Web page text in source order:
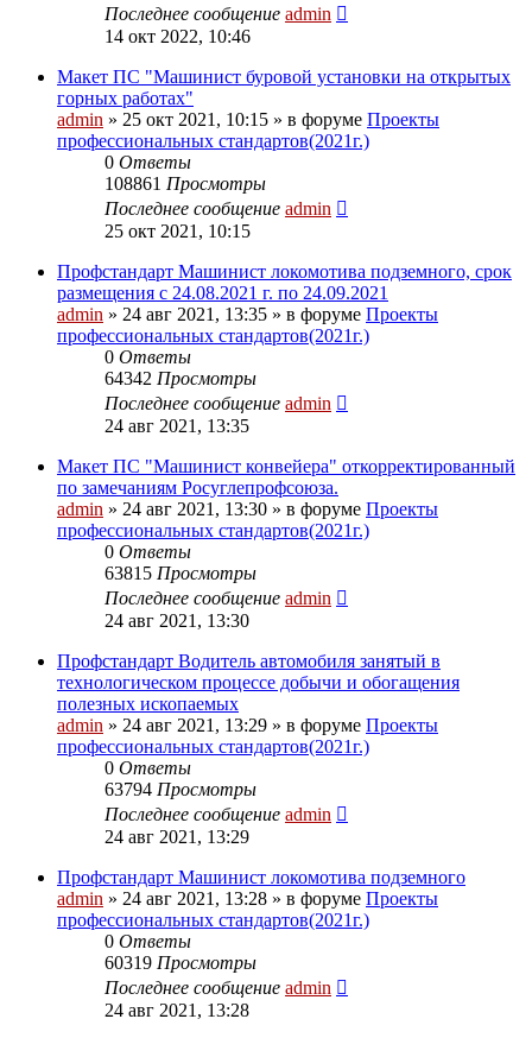
Последнее сообщение admin
14 окт 2022, 10:46
Макет ПС "Машинист буровой установки на открытых
горных работах"
admin » 25 окт 2021, 10:15 » в форуме Проекты
профессиональных стандартов(2021г.)
0 Ответы
108861 Просмотры
Последнее сообщение admin
25 окт 2021, 10:15
Профстандарт Машинист локомотива подземного, срок
размещения с 24.08.2021 г. по 24.09.2021
admin » 24 авг 2021, 13:35 » в форуме Проекты
профессиональных стандартов(2021г.)
0 Ответы
64342 Просмотры
Последнее сообщение admin
24 авг 2021, 13:35
Макет ПС "Машинист конвейера" откорректированный
по замечаниям Росуглепрофсоюза.
admin » 24 авг 2021, 13:30 » в форуме Проекты
профессиональных стандартов(2021г.)
0 Ответы
63815 Просмотры
Последнее сообщение admin
24 авг 2021, 13:30
Профстандарт Водитель автомобиля занятый в
технологическом процессе добычи и обогащения
полезных ископаемых
admin » 24 авг 2021, 13:29 » в форуме Проекты
профессиональных стандартов(2021г.)
0 Ответы
63794 Просмотры
Последнее сообщение admin
24 авг 2021, 13:29
Профстандарт Машинист локомотива подземного
admin » 24 авг 2021, 13:28 » в форуме Проекты
профессиональных стандартов(2021г.)
0 Ответы
60319 Просмотры
Последнее сообщение admin
24 авг 2021, 13:28